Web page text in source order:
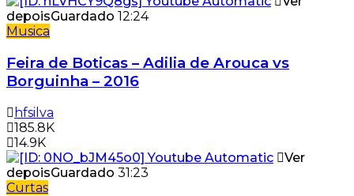
depoisGuardado 12:24
Musica
Feira de Boticas – Adilia de Arouca vs
Borguinha – 2016
hfsilva
185.8K
14.9K
Ver
depoisGuardado 31:23
Curtas